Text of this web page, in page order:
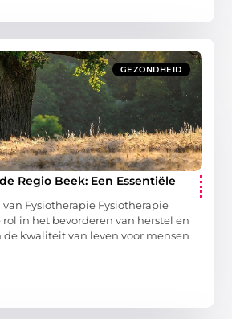
GEZONDHEID
Regio Beek: Een Essentiële
Fysiotherapie Fysiotherapie
in het bevorderen van herstel en
de kwaliteit van leven voor mensen